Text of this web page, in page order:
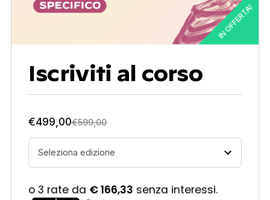
IN OFFERTA!
Iscriviti al corso
€599,00
€499,00